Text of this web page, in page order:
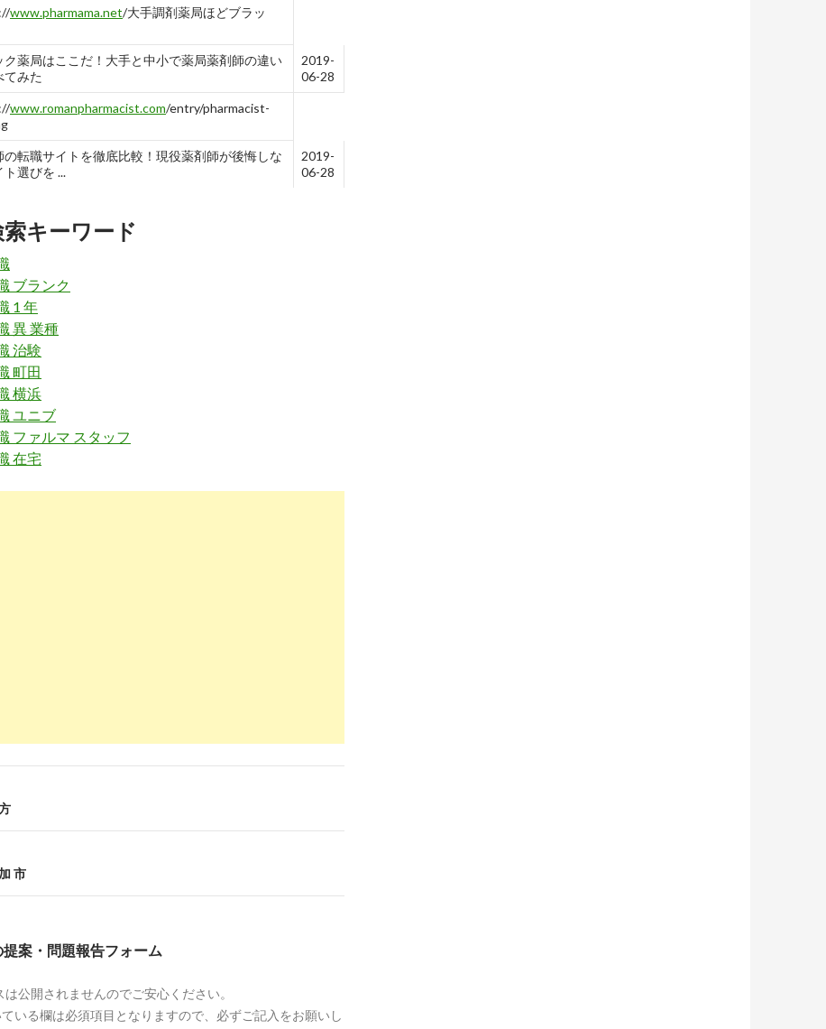
www.pharmama.net/大手調剤薬局ほどブラッ
ク薬局はここだ！大手と中小で薬局薬剤師の違い
てみた
2019-
06-28
www.romanpharmacist.com/entry/pharmacist-
の転職サイトを徹底比較！現役薬剤師が後悔しな
ト選びを ...
2019-
06-28
リの評判が気になる方へ！薬剤師がメリット・デ
xn--gmq12gpyni9n8zxp4gxxq.tokyo
ティー・勉強会・つながり/
のコミュニティー・勉強会やオンラインでのつな
... - 薬剤師 転職
itest.5ch.net
転職サイト、紹介会社について語ろう！ [転載禁
- 5ch
i.z-z.jp/?pharmacistjob
求人掲示板
2019-
転職ドットコムの評判｜転職のプロが語る裏事
2018-
cocoyaku.jp
ritouyakuzaishi.com /tenshoku_best/
| 離島 ...
キーワード
ブランク
1 年
異 業種
治験
町田
横浜
ユニブ
ファルマ スタッフ
在宅
市
案・問題報告フォーム
は公開されませんのでご安心ください。
いる欄は必須項目となりますので、必ずご記入をお願いし